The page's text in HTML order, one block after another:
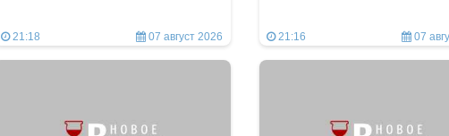
21:18 07 август 2026 21:16 07